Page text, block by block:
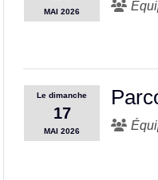
MAI 2026
Ledimanche
17
MAI 2026